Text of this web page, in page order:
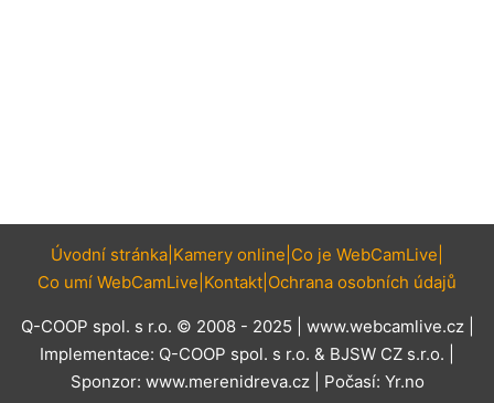
Úvodní stránka Kamery online Co je WebCamLive
Co umí WebCamLive Kontakt Ochrana osobních údajů
Q-COOP spol. s r.o. © 2008 - 2025 | www.webcamlive.cz|
Implementace: Q-COOP spol. s r.o. & BJSW CZ s.r.o.
Sponzor: www.merenidreva.cz| Počasí: Yr.no